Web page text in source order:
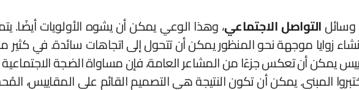
التواصل الاجتماعي
زوايا موجهة نحو المنظور يمكن أن تتحول إلى اتجاهات سائدة. في كثير
يمكن أن تعكس جزءًا من المشاعر العامة، فإن مساواة الضجة
المبنى. يمكن أن تكون النتيجة هي التصميم القائم على المقاييس،